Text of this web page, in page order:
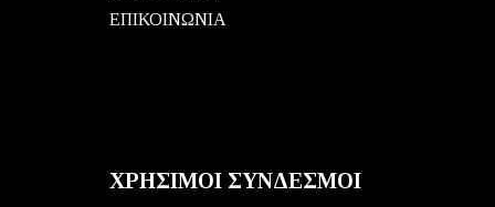
ΕΠΙΚΟΙΝΩΝΙΑ
ΧΡΗΣΙΜΟΙ ΣΥΝΔΕΣΜΟΙ